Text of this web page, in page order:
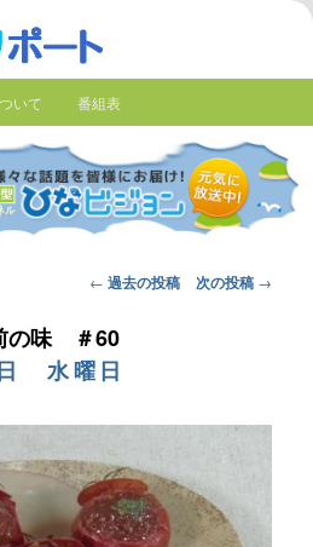
いて 番組表
Post
← 過去の投稿 次の投稿 →
の味 ＃60
水曜日